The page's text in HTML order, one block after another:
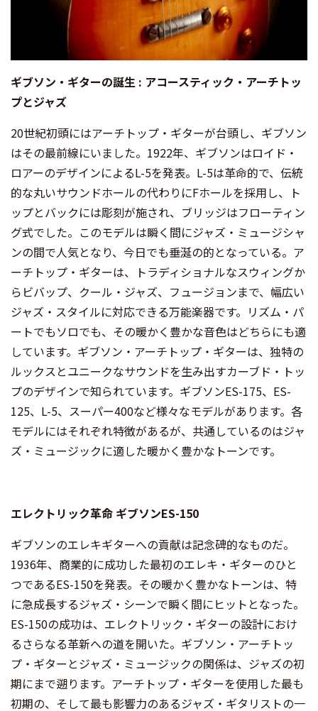
ギブソン・ギターの誕生 : アコースティック・アーチトッ
プとジャズ
20世紀初頭にはアーチトップ・ギターが台頭し、ギブソン
はその最前線にいました。1922年、ギブソンはロイド・
ロアーのデザインによるL-5を発表。L-5は革命的で、伝統
的な丸いサウンドホールの代わりにFホールを採用し、ト
ップとバックには彫刻が施され、ブリッジはフローティン
グ式でした。このモデルは瞬く間にジャズ・ミュージシャ
ンの間で人気となり、今日でも垂涎の的となっている。ア
ーチトップ・ギターは、トラディショナルなスウィングか
らビバップ、クール・ジャズ、フュージョンまで、幅広い
ジャズ・スタイルに対応できる万能楽器です。リズム・パ
ートでもソロでも、その暖かく豊かな音色はどちらにも適
しています。ギブソン・アーチトップ・ギターは、独特の
ルックスとユニークなサウンドを生み出すカーブド・トッ
プのデザインで知られています。ギブソンES-175、ES-
125、L-5、スーパー400など様々なモデルがあります。各
モデルにはそれぞれ特徴があるが、共通しているのはジャ
ズ・ミュージックに適した暖かく豊かなトーンです。
エレクトリック革命 ギブソンES-150
ギブソンのエレキギターへの貢献は記念碑的なものだ。
1936年、商業的に成功した最初のエレキ・ギターのひと
つであるES-150を発表。その暖かく豊かなトーンは、特
に急成長するジャズ・シーンで瞬く間にヒットとなった。
ES-150の成功は、エレクトリック・ギターの設計におけ
るさらなる革新への道を開いた。ギブソン・アーチトッ
プ・ギターとジャズ・ミュージックの関係は、ジャズの初
期にまで遡ります。アーチトップ・ギターを使用した最も
初期の、そして最も影響力のあるジャズ・ギタリストの一